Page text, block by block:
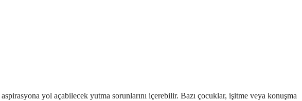
yol açabilecek yutma sorunlarını içerebilir. Bazı çocuklar, işitme veya konuşma